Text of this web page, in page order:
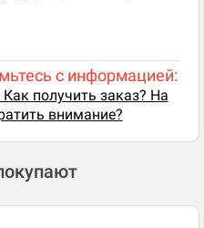
с информацией:
получить заказ? На
внимание?